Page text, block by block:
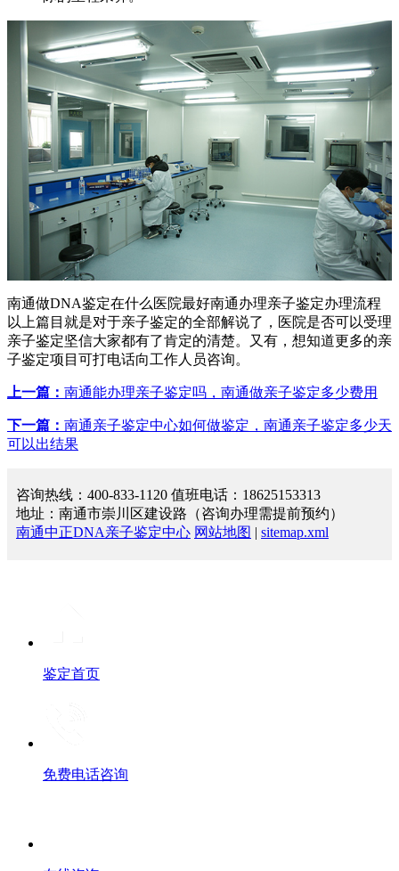
南通做DNA鉴定在什么医院最好南通办理亲子鉴定办理流程
以上篇目就是对于亲子鉴定的全部解说了，医院是否可以受理
亲子鉴定坚信大家都有了肯定的清楚。又有，想知道更多的亲
子鉴定项目可打电话向工作人员咨询。
上一篇： 南通能办理亲子鉴定吗，南通做亲子鉴定多少费用
下一篇： 南通亲子鉴定中心如何做鉴定，南通亲子鉴定多少天
可以出结果
咨询热线：400-833-1120 值班电话：18625153313
地址：南通市崇川区建设路（咨询办理需提前预约）
南通中正DNA亲子鉴定中心 网站地图 | sitemap.xml
鉴定首页
免费电话咨询